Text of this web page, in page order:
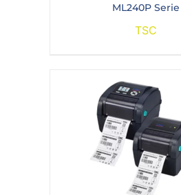
ML240P Serie
TSC